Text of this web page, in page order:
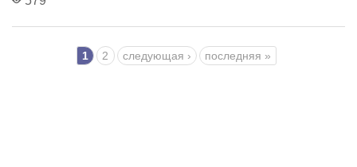
1 2 следующая › последняя »